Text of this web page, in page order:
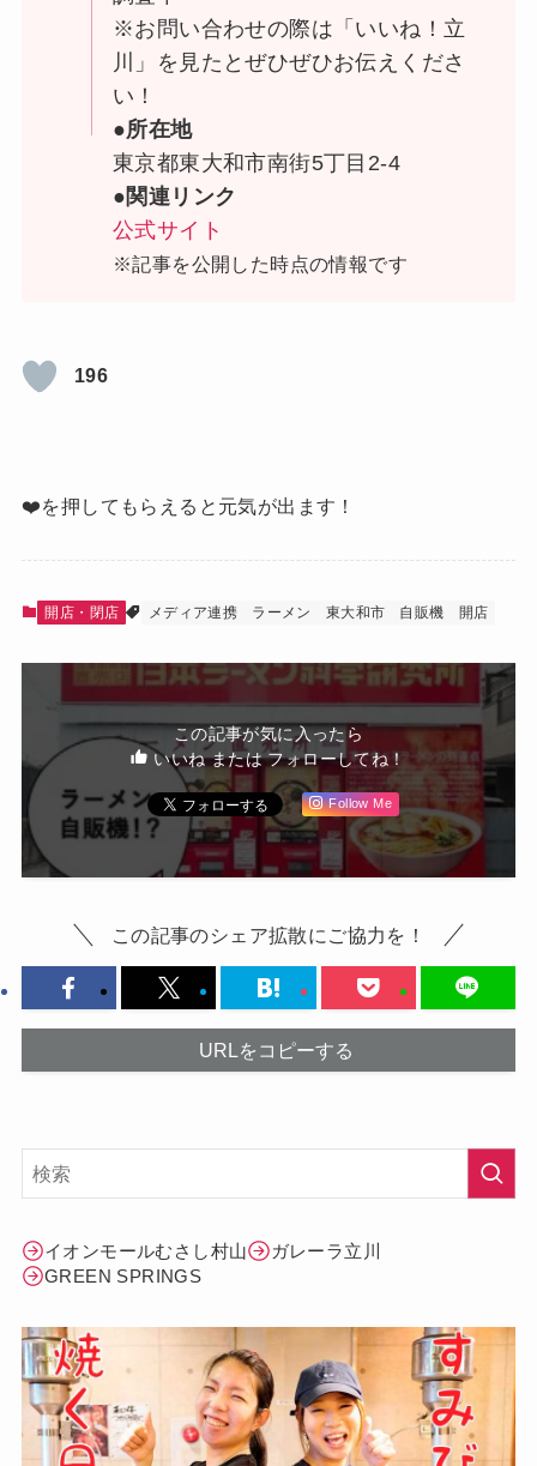
※お問い合わせの際は「いいね！立
川」を見たとぜひぜひお伝えくださ
い！
●所在地
東京都東大和市南街5丁目2-4
●関連リンク
公式サイト
※記事を公開した時点の情報です
196
❤️を押してもらえると元気が出ます！
開店・閉店 メディア連携 ラーメン 東大和市 自販機 開店
この記事が気に入ったら
いいね または フォローしてね！
Follow Me
この記事のシェア拡散にご協力を！
URLをコピーする
イオンモールむさし村山
ガレーラ立川
GREEN SPRINGS